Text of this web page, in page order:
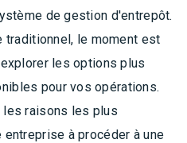
de gestion d'entrepôt.
le moment est
les options plus
pour vos opérations.
raisons les plus
à procéder à une